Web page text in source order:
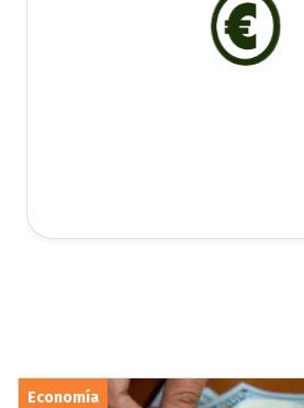
Economía